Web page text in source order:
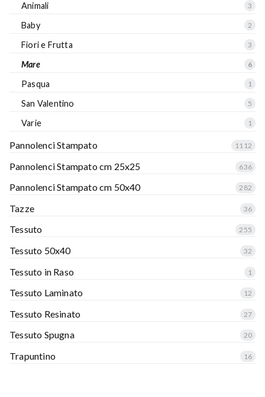
Animali 3
Baby 2
Fiori e Frutta 3
Mare 6
Pasqua 1
San Valentino 5
Varie 1
Pannolenci Stampato 1112
Pannolenci Stampato cm 25x25 636
Pannolenci Stampato cm 50x40 282
Tazze 36
Tessuto 255
Tessuto 50x40 32
Tessuto in Raso 1
Tessuto Laminato 12
Tessuto Resinato 27
Tessuto Spugna 20
Trapuntino 16